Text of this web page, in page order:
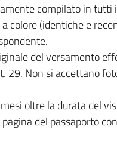
compilato in tutti
colore (identiche e
del versamento
29. Non si accettano
oltre la durata del
del passaporto